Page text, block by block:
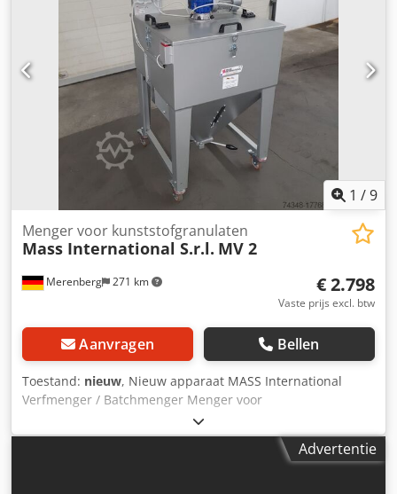
Dcedpohm Axgefx Am Eek Buitenbreedte 305 mm (zonder
motor) Hoogte-uitvoer verstelbaar van 750 - 1050 mm Vaste
hoek tussen invoer- en stijggedeelte Hellingshoek variabel
instelbaar Dwarslat hoogte 30 mm Afstand tussen
dwarslatten 500 mm Bandsnelheid 3 m/min Mobiel op
zwenkbare stopwielen Optioneel: Andere afmetingen zie
standaard leverlijst Afmetingen op klantspecificatie FDA-
conforme band Aangepaste bandsnelheid etc.
1 /9
Merenberg 271 km
Menger voor kunststofgranulaten
Mass International S.r.l. MV 2
€ 2.798
Vaste prijs excl. btw
Aanvragen Bellen
Toestand: nieuw, Nieuw apparaat MASS International
Verfmenger / Batchmenger Menger voor
kunststofgranulaat Op korte termijn leverbaar uit voorraad
Voorbeeld: Menger MV 2 Stalen uitvoering Inhoud 200 liter
/ 120 kg granulaat Lengte 700 mm Breedte 700 mm Hoogte
Advertentie